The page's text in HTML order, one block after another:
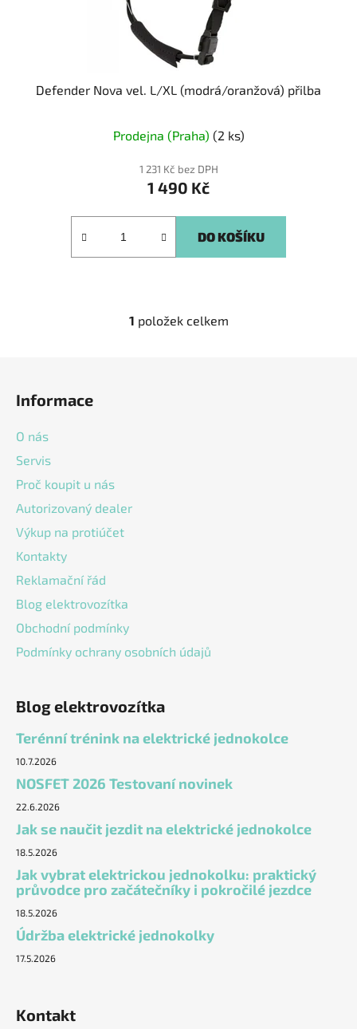
Defender Nova vel. L/XL (modrá/oranžová) přilba
Prodejna (Praha) (2 ks)
1 231 Kč bez DPH
1 490 Kč
DO KOŠÍKU
O
u
1 položek celkem
Informace
O nás
Servis
Proč koupit u nás
Autorizovaný dealer
Výkup na protiúčet
Kontakty
Reklamační řád
Blog elektrovozítka
Obchodní podmínky
Podmínky ochrany osobních údajů
Blog elektrovozítka
Terénní trénink na elektrické jednokolce
10.7.2026
NOSFET 2026 Testovaní novinek
22.6.2026
Jak se naučit jezdit na elektrické jednokolce
18.5.2026
Jak vybrat elektrickou jednokolku: praktický
průvodce pro začátečníky i pokročilé jezdce
18.5.2026
Údržba elektrické jednokolky
17.5.2026
Kontakt